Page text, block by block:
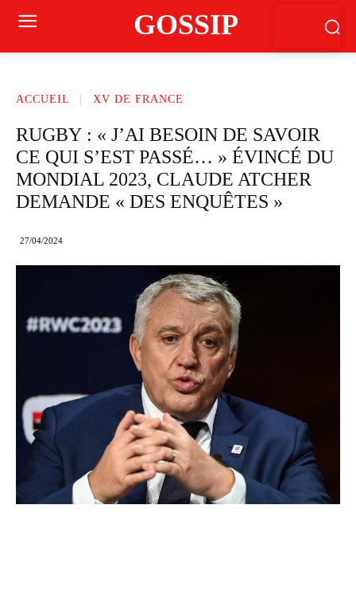
GOSSIP
ACCUEIL XV DE FRANCE
RUGBY : « J’AI BESOIN DE SAVOIR
CE QUI S’EST PASSÉ… » ÉVINCÉ DU
MONDIAL 2023, CLAUDE ATCHER
DEMANDE « DES ENQUÊTES »
27/04/2024